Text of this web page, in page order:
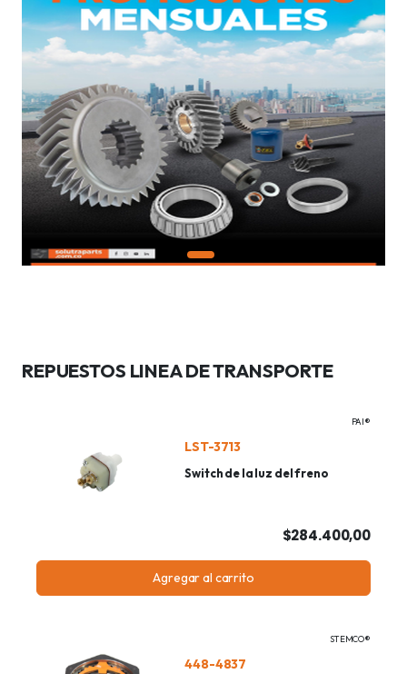
REPUESTOS LINEA DE TRANSPORTE
PAI®
LST-3713
Switch de la luz del freno
$284.400,00
Agregar al carrito
STEMCO®
448-4837